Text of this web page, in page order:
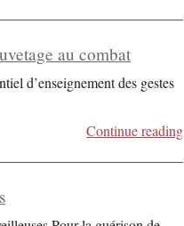
au combat
d’enseignement des gestes
Continue reading